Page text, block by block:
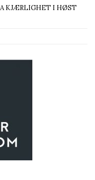
KJÆRLIGHET I HØST